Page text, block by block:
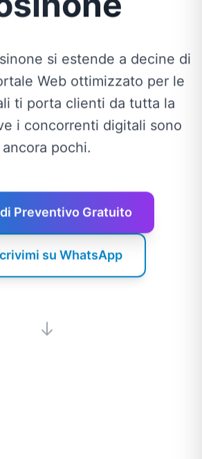
si estende a decine di
Web ottimizzato per le
ti porta clienti da tutta la
i concorrenti digitali sono
ancora pochi.
Preventivo Gratuito
su WhatsApp